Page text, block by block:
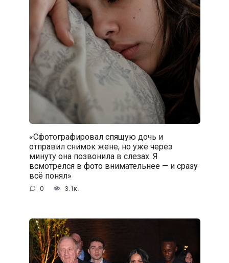
«Сфотографировал спящую дочь и
отправил снимок жене, но уже через
минуту она позвонила в слезах. Я
всмотрелся в фото внимательнее — и сразу
всё понял»
0 3.1к.